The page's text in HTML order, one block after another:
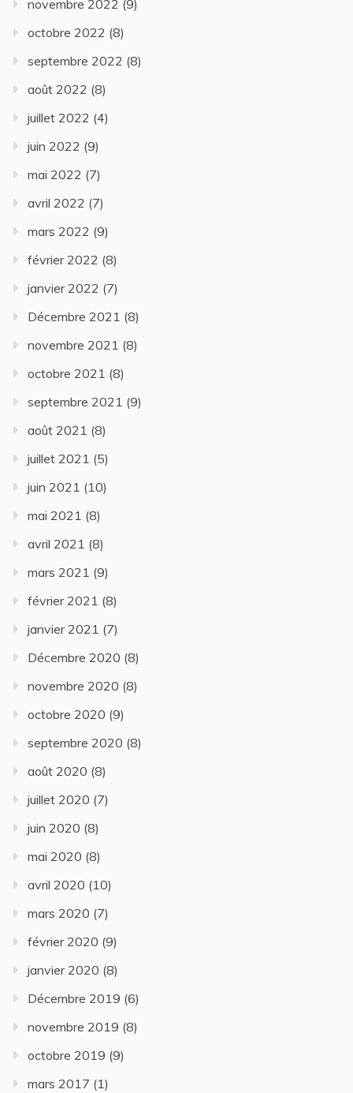
novembre 2022 (9)
octobre 2022 (8)
septembre 2022 (8)
août 2022 (8)
juillet 2022 (4)
juin 2022 (9)
mai 2022 (7)
avril 2022 (7)
mars 2022 (9)
février 2022 (8)
janvier 2022 (7)
Décembre 2021 (8)
novembre 2021 (8)
octobre 2021 (8)
septembre 2021 (9)
août 2021 (8)
juillet 2021 (5)
juin 2021 (10)
mai 2021 (8)
avril 2021 (8)
mars 2021 (9)
février 2021 (8)
janvier 2021 (7)
Décembre 2020 (8)
novembre 2020 (8)
octobre 2020 (9)
septembre 2020 (8)
août 2020 (8)
juillet 2020 (7)
juin 2020 (8)
mai 2020 (8)
avril 2020 (10)
mars 2020 (7)
février 2020 (9)
janvier 2020 (8)
Décembre 2019 (6)
novembre 2019 (8)
octobre 2019 (9)
mars 2017 (1)